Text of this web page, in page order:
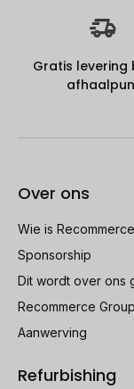
Gratis levering
Over ons
Wie is
Sponsorship
Dit wordt over ons
Recommerce Group
Aanwerving
Refurbishing